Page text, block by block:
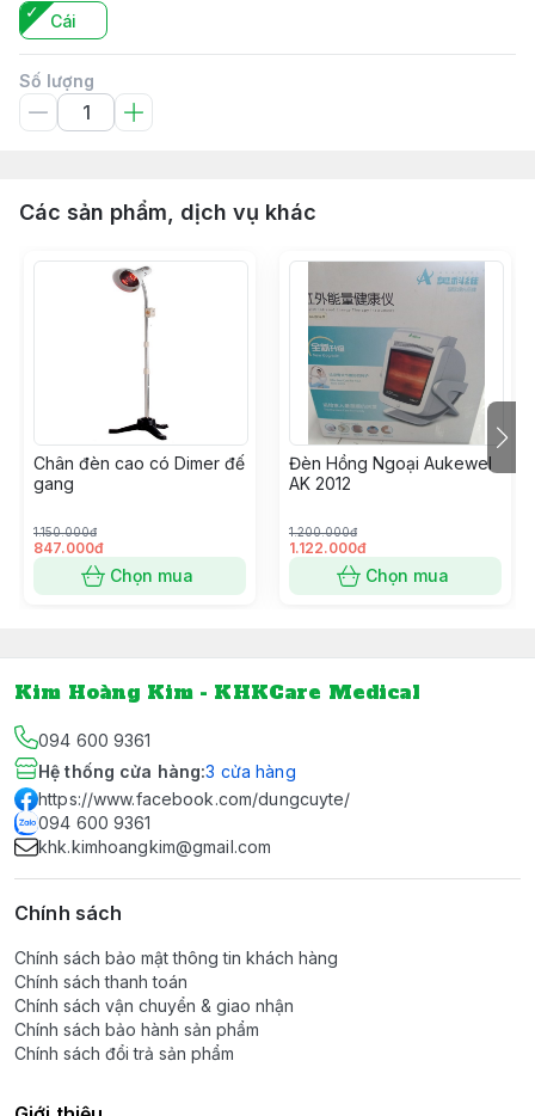
Cái
Số lượng
Các sản phẩm, dịch vụ khác
Chân đèn cao có Dimer đế
gang
1.150.000đ
847.000đ
Chọn mua
Đèn Hồng Ngoại Aukewel
AK 2012
1.200.000đ
1.122.000đ
Chọn mua
Kim Hoàng Kim - KHKCare Medical
094 600 9361
Hệ thống cửa hàng:3 cửa hàng
https://www.facebook.com/dungcuyte/
094 600 9361
khk.kimhoangkim@gmail.com
Chính sách
Chính sách bảo mật thông tin khách hàng
Chính sách thanh toán
Chính sách vận chuyển & giao nhận
Chính sách bảo hành sản phẩm
Chính sách đổi trả sản phẩm